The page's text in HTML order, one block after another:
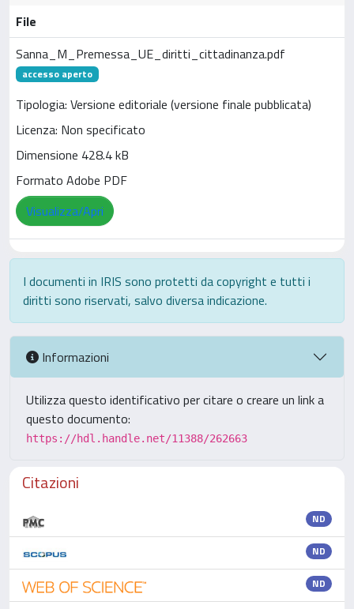
File
Sanna_M_Premessa_UE_diritti_cittadinanza.pdf
accesso aperto
Tipologia: Versione editoriale (versione finale pubblicata)
Licenza: Non specificato
Dimensione 428.4 kB
Formato Adobe PDF
Visualizza/Apri
I documenti in IRIS sono protetti da copyright e tutti i
diritti sono riservati, salvo diversa indicazione.
Informazioni
Utilizza questo identificativo per citare o creare un link a
questo documento:
https://hdl.handle.net/11388/262663
Citazioni
ND
ND
ND